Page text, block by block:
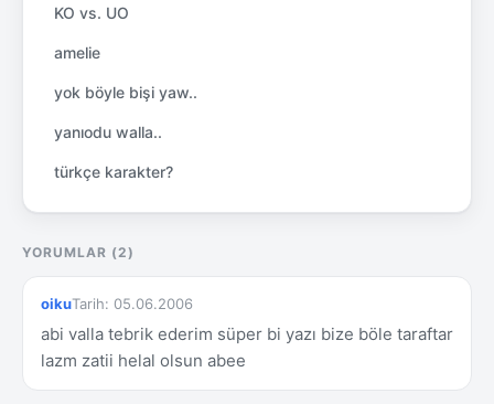
KO vs. UO
amelie
yok böyle bişi yaw..
yanıodu walla..
türkçe karakter?
YORUMLAR (2)
oikuTarih: 05.06.2006
abi valla tebrik ederim süper bi yazı bize böle taraftar
lazm zatii helal olsun abee